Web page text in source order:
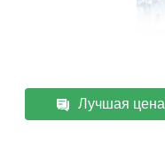
Лучшая цена